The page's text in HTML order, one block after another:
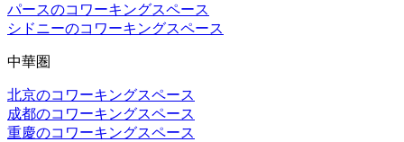
パースのコワーキングスペース
シドニーのコワーキングスペース
中華圏
北京のコワーキングスペース
成都のコワーキングスペース
重慶のコワーキングスペース